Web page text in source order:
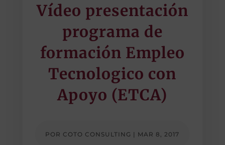
Vídeo presentación
programa de
formación Empleo
Tecnologico con
Apoyo (ETCA)
POR COTO CONSULTING | MAR 8, 2017